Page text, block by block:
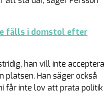
fälls i domstol efter
han vill inte acceptera
platsen. Han säger också
får inte lov att prata politik